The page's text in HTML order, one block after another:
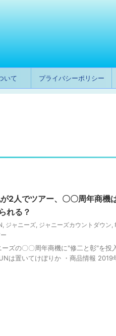
いて プライバシーポリシー
2人でツアー、〇〇周年商機
れる？
, ジャニーズ, ジャニーズカウントダウン,
ーズの〇〇周年商機に"修二と彰"を投
は置いてけぼりか ・商品情報 2019